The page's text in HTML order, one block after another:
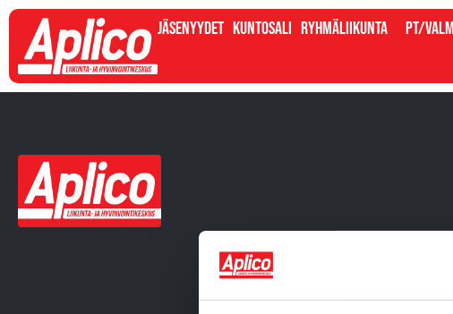
Jäsenyydet Kuntosali Ryhmäliikunta PT/